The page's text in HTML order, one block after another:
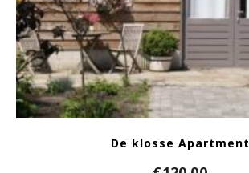
De klosse Apartment